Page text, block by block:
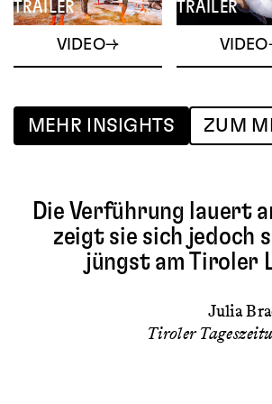
TRAILER
VIDEO
TRAILER
VIDEO
MEHR INSIGHTS ZUM
Die Verführung lauert
zeigt sie sich jedoch
jüngst am Tiroler
Julia
Tiroler